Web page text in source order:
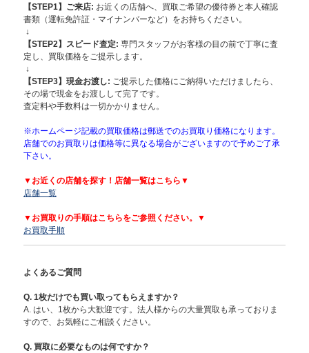
【STEP1】 ご来店: お近くの店舗へ、買取ご希望の優待券と本人確認
書類（運転免許証・マイナンバーなど）をお持ちください。
↓
【STEP2】スピード査定: 専門スタッフがお客様の目の前で丁寧に査
定し、買取価格をご提示します。
↓
【STEP3】現金お渡し: ご提示した価格にご納得いただけましたら、
その場で現金をお渡しして完了です。
査定料や手数料は一切かかりません。
※ホームページ記載の買取価格は郵送でのお買取り価格になります。
店舗でのお買取りは価格等に異なる場合がございますので予めご了承
下さい。
▼お近くの店舗を探す！店舗一覧はこちら▼
店舗一覧
▼お買取りの手順はこちらをご参照ください。▼
お買取手順
よくあるご質問
Q. 1枚だけでも買い取ってもらえますか？
A. はい、1枚から大歓迎です。法人様からの大量買取も承っておりま
すので、お気軽にご相談ください。
Q. 買取に必要なものは何ですか？